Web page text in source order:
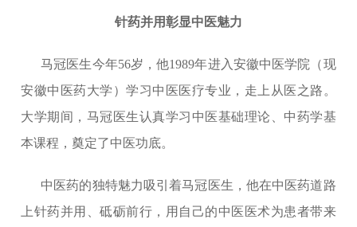
针药并用彰显中医魅力
马冠医生今年56岁，他1989年进入安徽中医学院（现
安徽中医药大学）学习中医医疗专业，走上从医之路。
大学期间，马冠医生认真学习中医基础理论、中药学基
本课程，奠定了中医功底。
中医药的独特魅力吸引着马冠医生，他在中医药道路
上针药并用、砥砺前行，用自己的中医医术为患者带来